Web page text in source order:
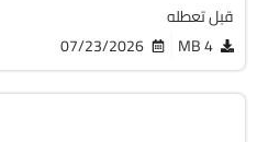
قبل تعطله
4 MB
07/23/2026